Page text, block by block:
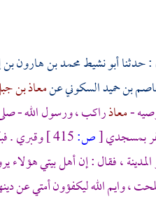
حدثناأبو نشيط محمد بن هارون
بن حميد السكونيعنمعاذ بن
-معاذراكب ، ورسول الله -
بمسجدي[ص: وقبري .
المدينة، فقال : إن أهل بيتي هؤلاء
، وايم الله ليكفؤون أمتي عن